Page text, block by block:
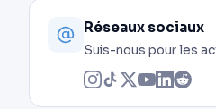
Réseaux sociaux
Suis-nous pour les